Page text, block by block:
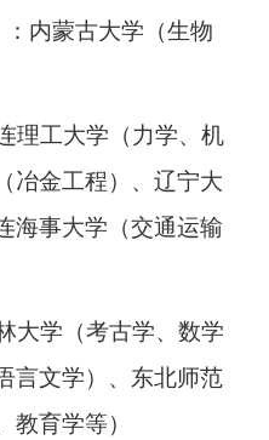
内蒙古大学（生物
理工大学（力学、机
冶金工程）、辽宁大
海事大学（交通运输
大学（考古学、数学
言文学）、东北师范
教育学等）